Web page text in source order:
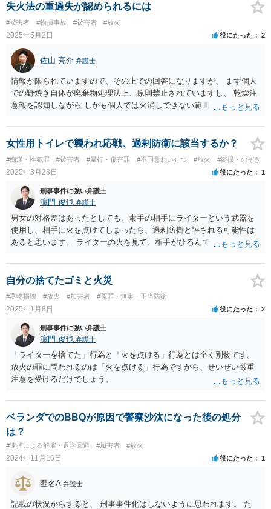
失火法の重過失が認められるには
#被害者 #物損事故 #被害者 #放火
2025年5月2日 役にたった 2
佐山 亮介 弁護士
情報が限られていますので、その上での回答になりますが、 まず個人
での野焼き自体が廃棄物処理法上、原則禁止されていますし、 乾燥注
意報を認知しながら しかも個人では火消しできない範囲の野焼きを行
認められる可能性が高いのでは、と考えます。
女性用トイレで襲われ応戦、過剰防衛に該当するか？
#痴漢・性犯罪 #被害者 #暴行・傷害罪 #不同意わいせつ #放火 #盗撮・のぞき
2025年3月28日 役にたった 1
刑事事件に強い弁護士
濵門 俊也 弁護士
男女の対格差はあったとしても、素手の相手にライターという武器を
使用し、相手に火を点けてしまったら、過剰防衛と評される可能性は
あると思います。 ライターの火を見て、相手がひるんでしまった場
自分の捨てたゴミと火災
#器物損壊 #放火 #加害者 #冤罪・無実・正当防衛
2025年1月8日 役にたった 2
刑事事件に強い弁護士
濵門 俊也 弁護士
「ライターを捨てた」行為と「火を点ける」行為とは全く別物です。
放火の罪に問われるのは「火を点ける」行為ですから、せいぜい厳重
注意を受けるだけでしょう。
ベランダでのBBQが原因で警察沙汰になった後の処分
は？
#逮捕による解雇・退学回避 #加害者 #放火
2024年11月16日 役にたった 1
匿名A 弁護士
記載の状況からすると、 刑事事件化はしないように思われます。 た